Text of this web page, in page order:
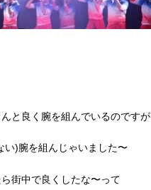
と良く腕を組んでいるのですが
い)腕を組んじゃいました〜
街中で良くしたな〜って